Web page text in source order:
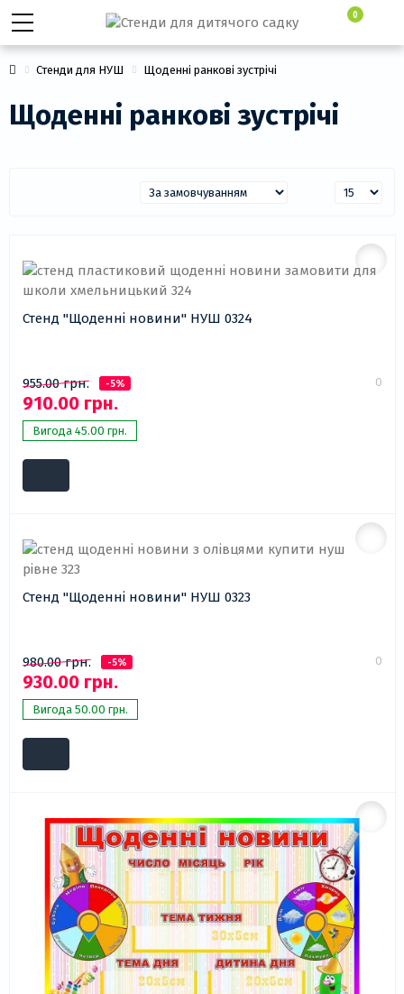
0
Стенди для НУШ Щоденні ранкові зустрічі
Щоденні ранкові зустрічі
Стенд "Щоденні новини" НУШ 0324
955.00 грн. -5%
910.00 грн.
Вигода 45.00 грн.
0
Стенд "Щоденні новини" НУШ 0323
980.00 грн. -5%
930.00 грн.
Вигода 50.00 грн.
0